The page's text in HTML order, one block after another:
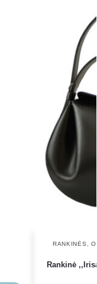
RANKINĖS
Rankinė